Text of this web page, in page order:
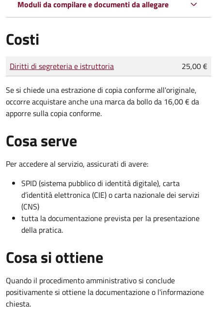
Moduli da compilare e documenti da allegare
Costi
Tipo di pagamento
Importo
Diritti di segreteria e istruttoria 25,00 €
Se si chiede una estrazione di copia conforme all'originale,
occorre acquistare anche una marca da bollo da 16,00 € da
apporre sulla copia conforme.
Cosa serve
Per accedere al servizio, assicurati di avere:
SPID (sistema pubblico di identità digitale), carta
d’identità elettronica (CIE) o carta nazionale dei servizi
(CNS)
tutta la documentazione prevista per la presentazione
della pratica.
Cosa si ottiene
Quando il procedimento amministrativo si conclude
positivamente si ottiene la documentazione o l'informazione
chiesta.